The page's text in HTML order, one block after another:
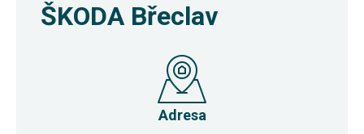
ŠKODA Břeclav
Adresa